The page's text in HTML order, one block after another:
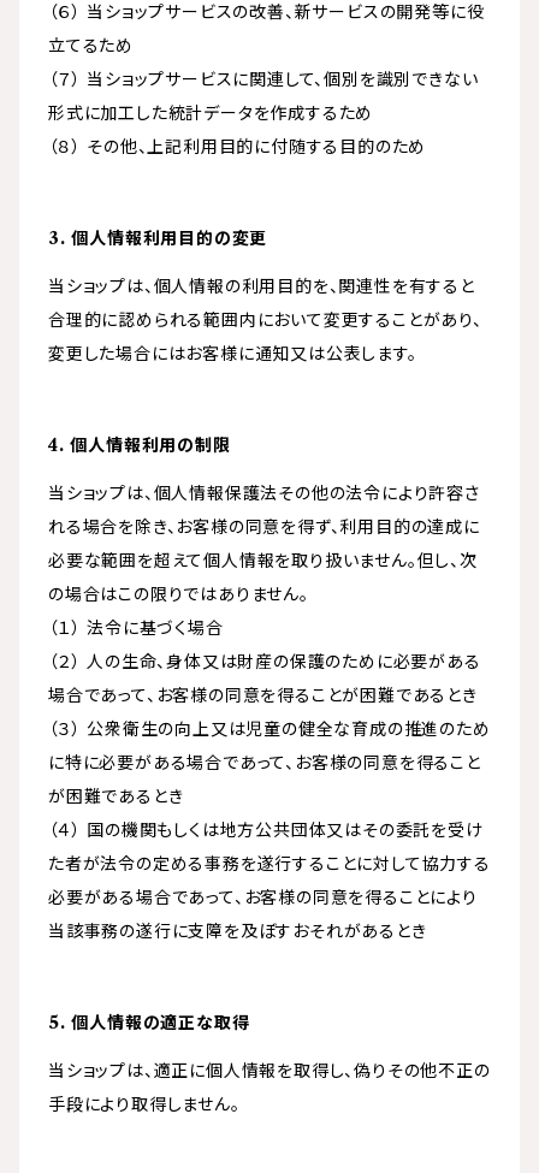
（６） 当ショップサービスの改善、新サービスの開発等に役
立てるため
（７） 当ショップサービスに関連して、個別を識別できない
形式に加工した統計データを作成するため
（８） その他、上記利用目的に付随する目的のため
3. 個人情報利用目的の変更
当ショップは、個人情報の利用目的を、関連性を有すると
合理的に認められる範囲内において変更することがあり、
変更した場合にはお客様に通知又は公表します。
4. 個人情報利用の制限
当ショップは、個人情報保護法その他の法令により許容さ
れる場合を除き、お客様の同意を得ず、利用目的の達成に
必要な範囲を超えて個人情報を取り扱いません。但し、次
の場合はこの限りではありません。
（１） 法令に基づく場合
（２） 人の生命、身体又は財産の保護のために必要がある
場合であって、お客様の同意を得ることが困難であるとき
（３） 公衆衛生の向上又は児童の健全な育成の推進のため
に特に必要がある場合であって、お客様の同意を得ること
が困難であるとき
（４） 国の機関もしくは地方公共団体又はその委託を受け
た者が法令の定める事務を遂行することに対して協力する
必要がある場合であって、お客様の同意を得ることにより
当該事務の遂行に支障を及ぼすおそれがあるとき
5. 個人情報の適正な取得
当ショップは、適正に個人情報を取得し、偽りその他不正の
手段により取得しません。